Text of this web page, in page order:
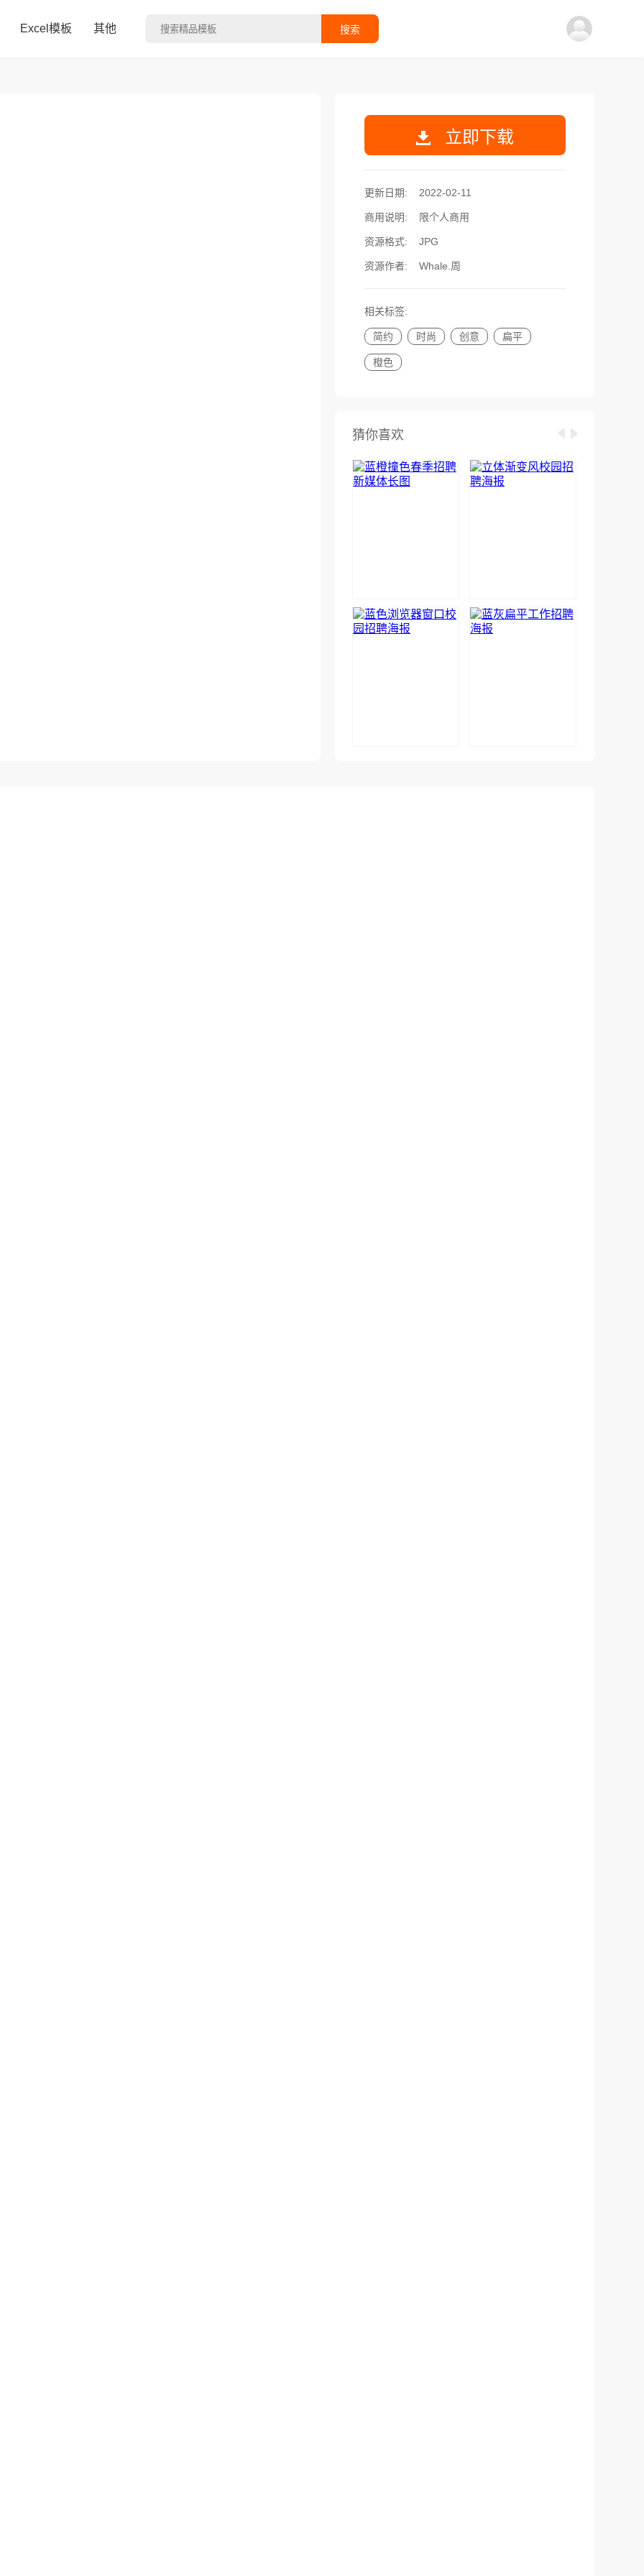
Excel模板 其他 搜索
立即下载
更新日期: 2022-02-11
商用说明: 限个人商用
资源格式: JPG
资源作者: Whale.周
相关标签:
简约 时尚 创意 扁平
橙色
猜你喜欢